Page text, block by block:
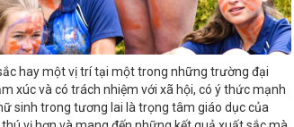
hay một vị trí tại một trong những trường đại
xúc và có trách nhiệm với xã hội, có ý thức mạnh
sinh trong tương lai là trọng tâm giáo dục của